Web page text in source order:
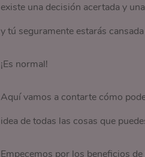
existe una decisión acertada y
y tú seguramente estarás
¡Es normal!
Aquí vamos a contarte cómo
idea de todas las cosas que
Empecemos por los beneficios